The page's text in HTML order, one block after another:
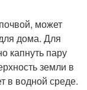
может
дома. Для
капнуть пару
земли в
в водной среде.